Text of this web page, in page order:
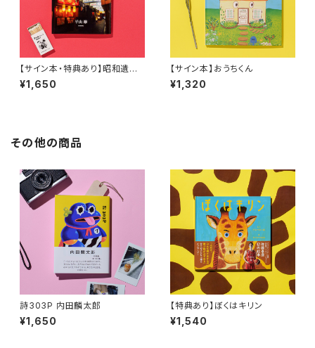
【サイン本・特典あり】昭和遺産
へ、巡礼1703景
¥1,650
【サイン本】おうちくん
¥1,320
その他の商品
詩303P 内田麟太郎
¥1,650
【特典あり】ぼくはキリン
¥1,540